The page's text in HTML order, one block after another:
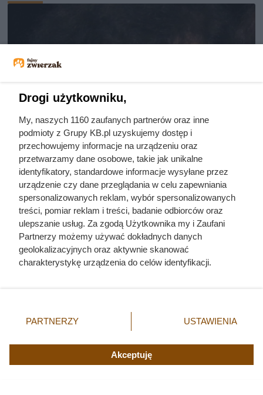
Zwabił ją do auta podstępem, a
potem postawił potworne
Drogi użytkowniku,
My, naszych 1160 zaufanych partnerów oraz inne
podmioty z Grupy KB.pl uzyskujemy dostęp i
przechowujemy informacje na urządzeniu oraz
przetwarzamy dane osobowe, takie jak unikalne
identyfikatory, standardowe informacje wysyłane przez
urządzenie czy dane przeglądania w celu zapewniania
spersonalizowanych reklam, wybór spersonalizowanych
treści, pomiar reklam i treści, badanie odbiorców oraz
ulepszanie usług. Za zgodą Użytkownika my i Zaufani
Partnerzy możemy używać dokładnych danych
geolokalizacyjnych oraz aktywnie skanować
charakterystykę urządzenia do celów identyfikacji.
zmienić/wycofać klikając przycisk ustawień prywatności
znajdujący się w lewym dolnym rogu strony. Niektóre
użytkownika, ale masz prawo sprzeciwić się takiemu
przetwarzaniu. Preferencje będą miały zastosowania tylko
PARTNERZY USTAWIENIA
Akceptuję